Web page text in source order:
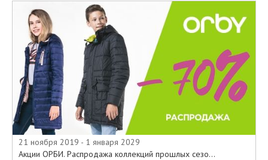
21 ноября 2019 - 1 января 2029
Акции ОРБИ. Распродажа коллекций прошлых сезо...